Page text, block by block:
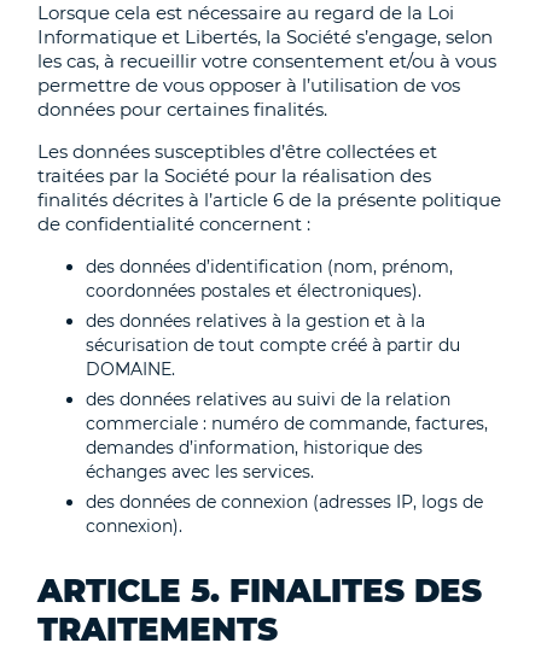
Lorsque cela est nécessaire au regard de la Loi
Informatique et Libertés, la Société s’engage, selon
les cas, à recueillir votre consentement et/ou à vous
permettre de vous opposer à l’utilisation de vos
données pour certaines finalités.
Les données susceptibles d’être collectées et
traitées par la Société pour la réalisation des
finalités décrites à l’article 6 de la présente politique
de confidentialité concernent :
des données d’identification (nom, prénom,
coordonnées postales et électroniques).
des données relatives à la gestion et à la
sécurisation de tout compte créé à partir du
DOMAINE.
des données relatives au suivi de la relation
commerciale : numéro de commande, factures,
demandes d’information, historique des
échanges avec les services.
des données de connexion (adresses IP, logs de
connexion).
ARTICLE 5. FINALITES DES
TRAITEMENTS